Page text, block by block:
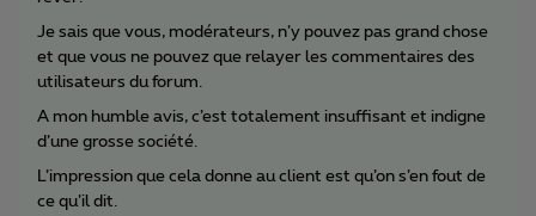
Je sais que vous, modérateurs, n’y pouvez pas grand chose
et que vous ne pouvez que relayer les commentaires des
utilisateurs du forum.
A mon humble avis, c’est totalement insuffisant et indigne
d’une grosse société.
L’impression que cela donne au client est qu’on s’en fout de
ce qu’il dit.